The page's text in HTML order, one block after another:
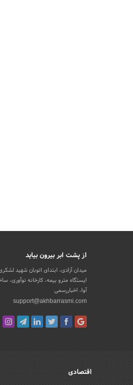
از پشت ابر بیرون بیاید
میدان آزادی، ابتدای اتوبان شهید
ایستگاه مترو بیمه، کارخانه نوآوری،
آوا، اخباررسمی
support@akhbarrasmi.com
اقتصادی